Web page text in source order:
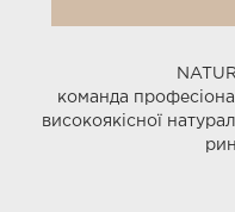
команда
високоякісної